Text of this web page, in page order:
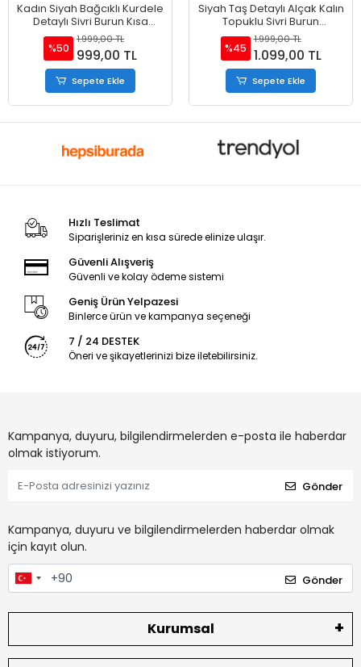
Kadın Siyah Bağcıklı Kurdele
Detaylı Sivri Burun Kısa
Topuklu Ayakkabı
%50
1.999,00 TL
999,00 TL
Sepete Ekle
Siyah Taş Detaylı Alçak Kalın
Topuklu Sivri Burun
Ayakkabı
%45
1.999,00 TL
1.099,00 TL
Sepete Ekle
Hızlı Teslimat
Siparişleriniz en kısa sürede elinize ulaşır.
Güvenli Alışveriş
Güvenli ve kolay ödeme sistemi
Geniş Ürün Yelpazesi
Binlerce ürün ve kampanya seçeneği
7 / 24 DESTEK
Öneri ve şikayetlerinizi bize iletebilirsiniz.
Kampanya, duyuru, bilgilendirmelerden e-posta ile haberdar
olmak istiyorum.
Gönder
Kampanya, duyuru ve bilgilendirmelerden haberdar olmak
için kayıt olun.
Gönder
Kurumsal